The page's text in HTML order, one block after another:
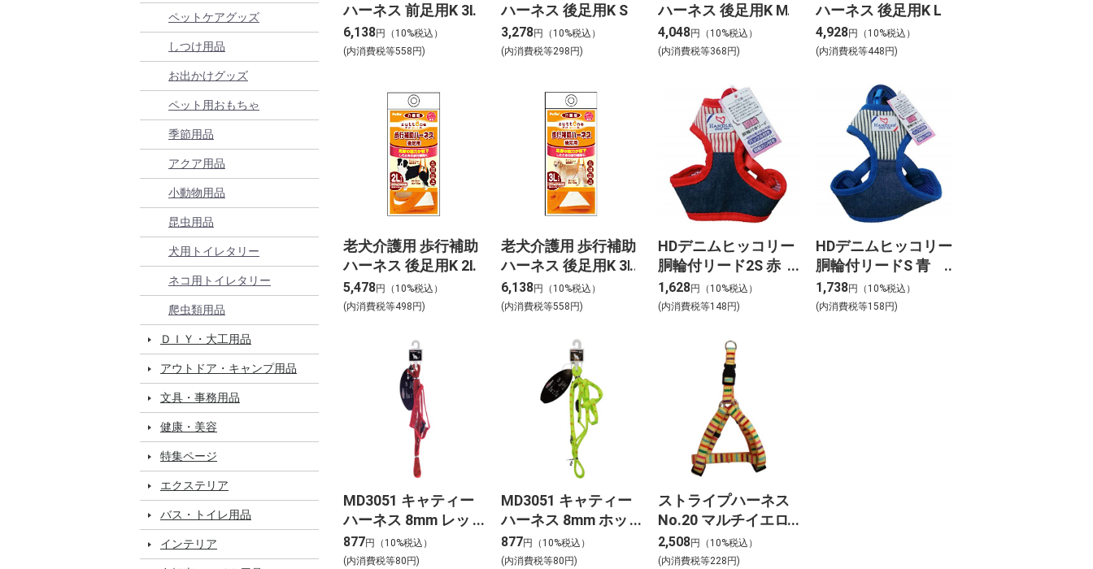
ペットケアグッズ
しつけ用品
お出かけグッズ
ペット用おもちゃ
季節用品
アクア用品
小動物用品
昆虫用品
犬用トイレタリー
ネコ用トイレタリー
爬虫類用品
ＤＩＹ・大工用品
アウトドア・キャンプ用品
文具・事務用品
健康・美容
特集ページ
エクステリア
バス・トイレ用品
インテリア
ハーネス 前足用K 3L
6,138円（10%税込）
(内消費税等558円)
ハーネス 後足用K S
3,278円（10%税込）
(内消費税等298円)
ハーネス 後足用K M
4,048円（10%税込）
(内消費税等368円)
ハーネス 後足用K L
4,928円（10%税込）
(内消費税等448円)
老犬介護用 歩行補助
ハーネス 後足用K 2L
5,478円（10%税込）
(内消費税等498円)
老犬介護用 歩行補助
ハーネス 後足用K 3L
6,138円（10%税込）
(内消費税等558円)
HDデニムヒッコリー
胴輪付リード2S 赤
DHHL-2S.HD/RD
1,628円（10%税込）
(内消費税等148円)
HDデニムヒッコリー
胴輪付リードS 青
DHHL-S.HD/BL
1,738円（10%税込）
(内消費税等158円)
MD3051 キャティー
ハーネス 8mm レッ
ド
877円（10%税込）
(内消費税等80円)
MD3051 キャティー
ハーネス 8mm ホッ
トグリーン
877円（10%税込）
(内消費税等80円)
ストライプハーネス
No.20 マルチイエロ
ー
2,508円（10%税込）
(内消費税等228円)